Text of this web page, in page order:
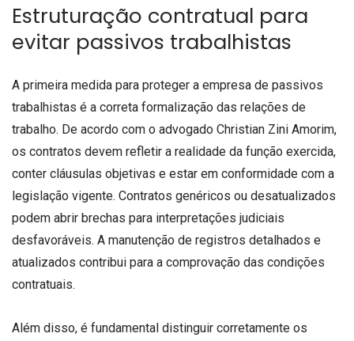
Estruturação contratual para
evitar passivos trabalhistas
A primeira medida para proteger a empresa de passivos
trabalhistas é a correta formalização das relações de
trabalho. De acordo com o advogado Christian Zini Amorim,
os contratos devem refletir a realidade da função exercida,
conter cláusulas objetivas e estar em conformidade com a
legislação vigente. Contratos genéricos ou desatualizados
podem abrir brechas para interpretações judiciais
desfavoráveis. A manutenção de registros detalhados e
atualizados contribui para a comprovação das condições
contratuais.
Além disso, é fundamental distinguir corretamente os